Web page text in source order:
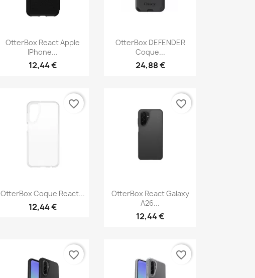
Aperçu rapide
OtterBox React Apple
IPhone...
12,44 €
Aperçu rapide
OtterBox DEFENDER
Coque...
24,88 €
Aperçu rapide
OtterBox Coque React...
12,44 €
favorite_border
Aperçu rapide
OtterBox React Galaxy
A26...
12,44 €
favorite_border
favorite_border favorite_border